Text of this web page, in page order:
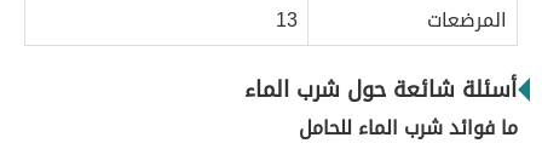
المرضعات
13
أسئلة شائعة حول شرب الماء
ما فوائد شرب الماء للحامل